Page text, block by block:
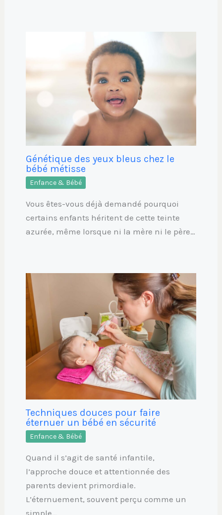
Génétique des yeux bleus chez le
bébé métisse
Enfance & Bébé
Vous êtes-vous déjà demandé pourquoi
certains enfants héritent de cette teinte
azurée, même lorsque ni la mère ni le père…
Techniques douces pour faire
éternuer un bébé en sécurité
Enfance & Bébé
Quand il s’agit de santé infantile,
l’approche douce et attentionnée des
parents devient primordiale.
L’éternuement, souvent perçu comme un
simple…